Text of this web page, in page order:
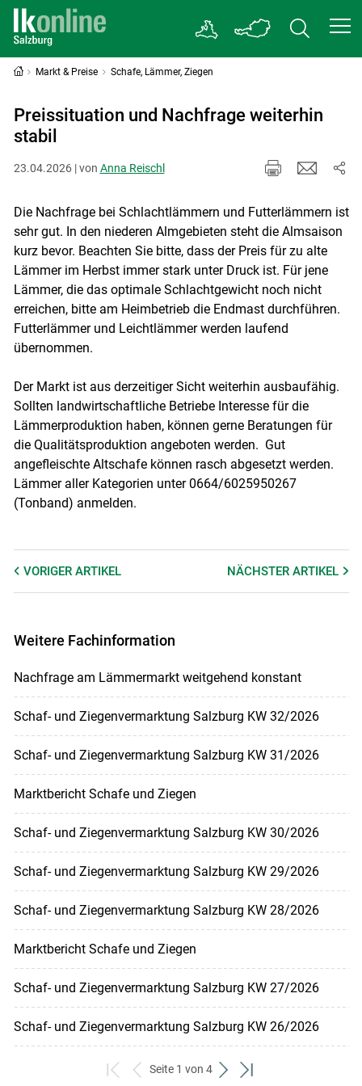
Skip to main content
Markt & Preise Schafe, Lämmer, Ziegen
Preissituation und Nachfrage weiterhin
stabil
23.04.2026 | von Anna Reischl
Die Nachfrage bei Schlachtlämmern und Futterlämmern ist
sehr gut. In den niederen Almgebieten steht die Almsaison
kurz bevor. Beachten Sie bitte, dass der Preis für zu alte
Lämmer im Herbst immer stark unter Druck ist. Für jene
Lämmer, die das optimale Schlachtgewicht noch nicht
erreichen, bitte am Heimbetrieb die Endmast durchführen.
Futterlämmer und Leichtlämmer werden laufend
übernommen.
Der Markt ist aus derzeitiger Sicht weiterhin ausbaufähig.
Sollten landwirtschaftliche Betriebe Interesse für die
Lämmerproduktion haben, können gerne Beratungen für
die Qualitätsproduktion angeboten werden. Gut
angefleischte Altschafe können rasch abgesetzt werden.
Lämmer aller Kategorien unter 0664/6025950267
(Tonband) anmelden.
VORIGER ARTIKEL NÄCHSTERARTIKEL
Weitere Fachinformation
Nachfrage am Lämmermarkt weitgehend konstant
Schaf- und Ziegenvermarktung Salzburg KW 32/2026
Schaf- und Ziegenvermarktung Salzburg KW 31/2026
Marktbericht Schafe und Ziegen
Schaf- und Ziegenvermarktung Salzburg KW 30/2026
Schaf- und Ziegenvermarktung Salzburg KW 29/2026
Schaf- und Ziegenvermarktung Salzburg KW 28/2026
Marktbericht Schafe und Ziegen
Schaf- und Ziegenvermarktung Salzburg KW 27/2026
Schaf- und Ziegenvermarktung Salzburg KW 26/2026
zum
zurück
Seite 1 von 4
weiterzum